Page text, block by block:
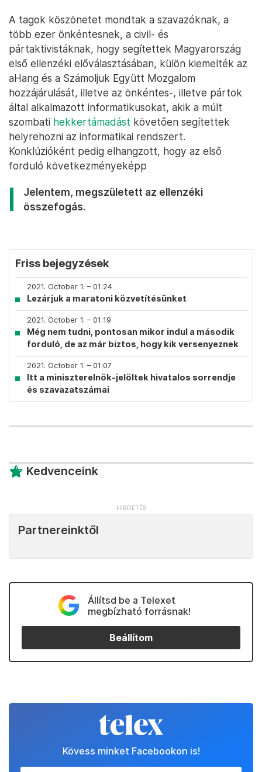
A tagok köszönetet mondtak a szavazóknak, a
több ezer önkéntesnek, a civil- és
pártaktivistáknak, hogy segítettek Magyarország
első ellenzéki előválasztásában, külön kiemelték az
aHang és a Számoljuk Együtt Mozgalom
hozzájárulását, illetve az önkéntes-, illetve pártok
által alkalmazott informatikusokat, akik a múlt
szombati hekkertámadást követően segítettek
helyrehozni az informatikai rendszert.
Konklúzióként pedig elhangzott, hogy az első
forduló következményeképp
Jelentem, megszületett az ellenzéki
összefogás.
Friss bejegyzések
2021. October 1. – 01:24
Lezárjuk a maratoni közvetítésünket
2021. October 1. – 01:19
Még nem tudni, pontosan mikor indul a második
forduló, de az már biztos, hogy kik versenyeznek
2021. October 1. – 01:07
Itt a miniszterelnök-jelöltek hivatalos sorrendje
és szavazatszámai
Kedvenceink
Partnereinktől
Állítsd be a Telexet
megbízható forrásnak!
Beállítom
Kövess minket Facebookon is!